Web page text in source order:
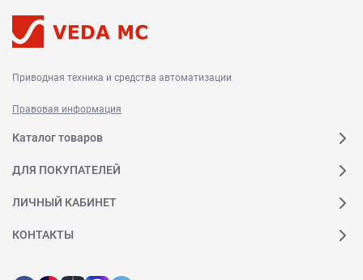
Приводная техника и средства автоматизации
Правовая информация
Каталог товаров
ДЛЯ ПОКУПАТЕЛЕЙ
ЛИЧНЫЙ КАБИНЕТ
КОНТАКТЫ